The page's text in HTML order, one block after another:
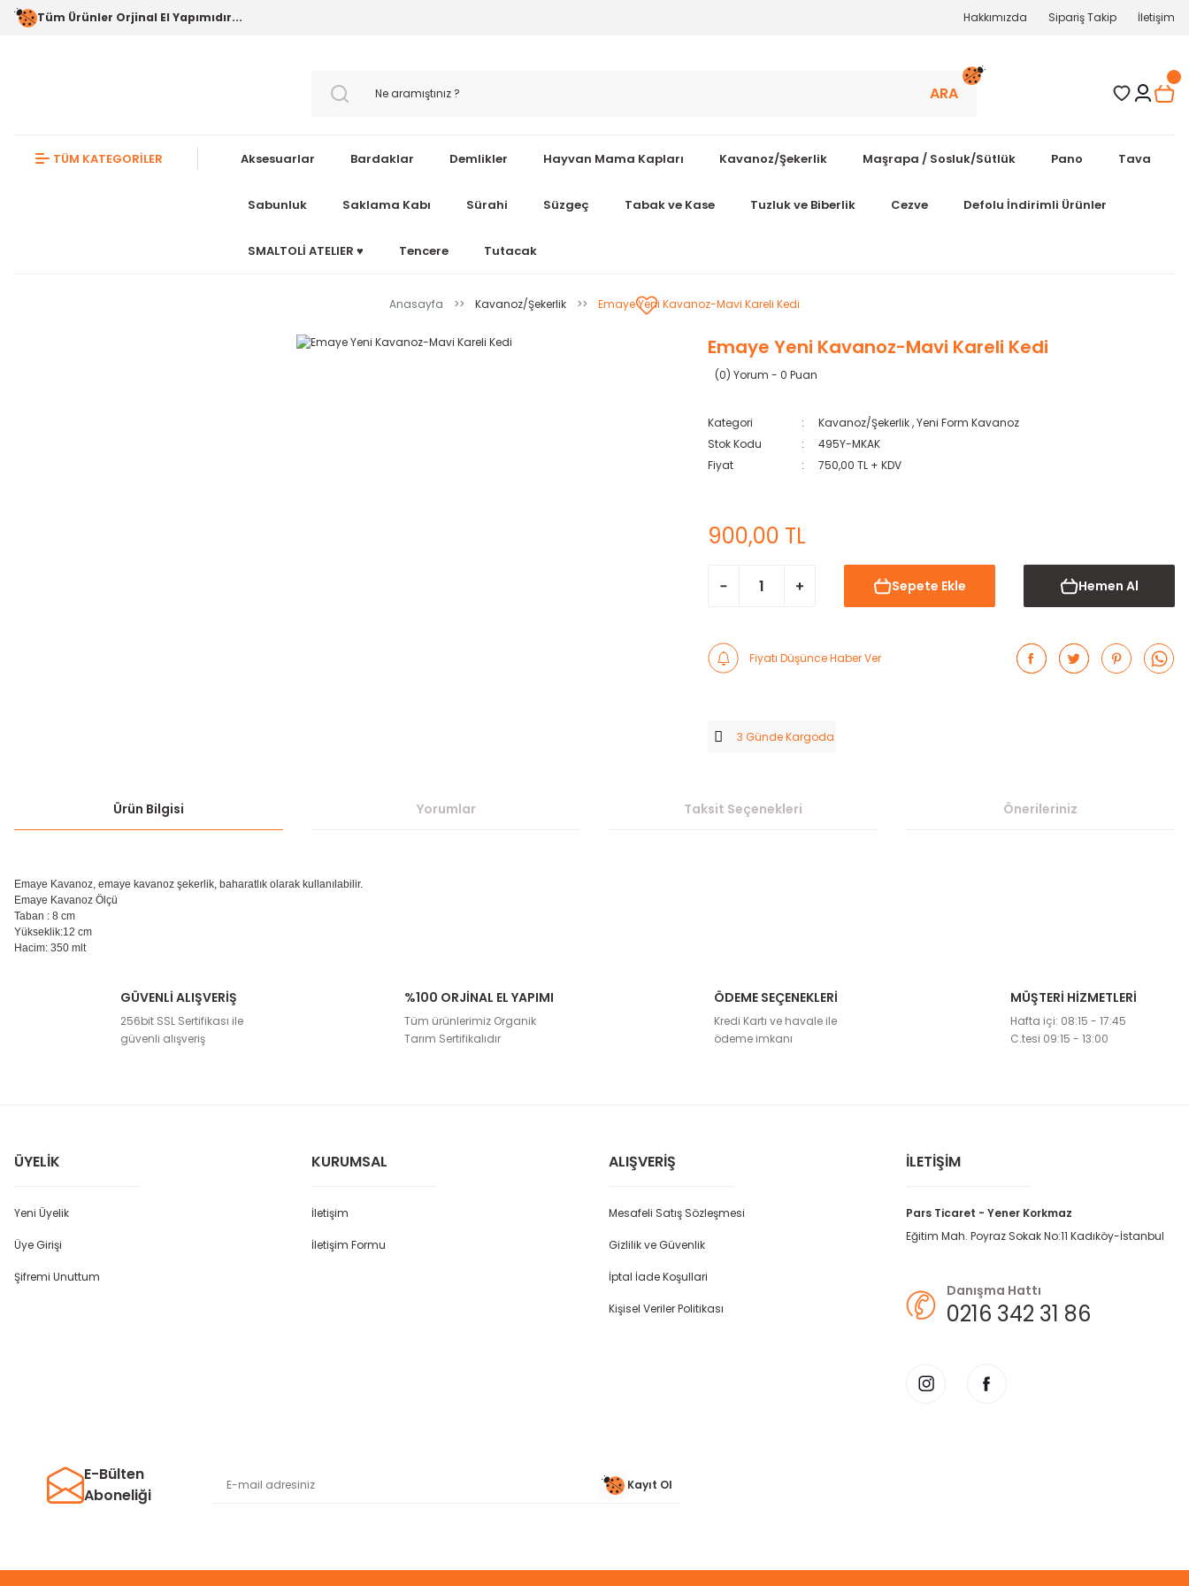
Tüm Ürünler Orjinal El Yapımıdır... Hakkımızda Sipariş Takip İletişim
ARA
TÜM KATEGORİLER Aksesuarlar Bardaklar Demlikler Hayvan Mama Kapları Kavanoz/Şekerlik Maşrapa / Sosluk/Sütlük Pano Tava
Sabunluk Saklama Kabı Sürahi Süzgeç Tabak ve Kase Tuzluk ve Biberlik Cezve Defolu İndirimli Ürünler
SMALTOLİ ATELIER ♥️ Tencere Tutacak
Anasayfa Kavanoz/Şekerlik Emaye Yeni Kavanoz-Mavi Kareli Kedi
Emaye Yeni Kavanoz-Mavi Kareli Kedi
(0) Yorum - 0 Puan
Kategori Kavanoz/Şekerlik ,Yeni Form Kavanoz
Stok Kodu
495Y-MKAK
Fiyat
750,00 TL + KDV
900,00 TL
Sepete Ekle Hemen Al
Fiyatı Düşünce Haber Ver
3 Günde Kargoda
Ürün Bilgisi Yorumlar Taksit Seçenekleri Önerileriniz
Emaye Kavanoz, emaye kavanoz şekerlik, baharatlık olarak kullanılabilir.
Emaye Kavanoz Ölçü
Taban : 8 cm
Yükseklik:12 cm
Hacim: 350 mlt
Bu ürünün fiyat bilgisi, resim, ürün açıklamalarında ve diğer konularda yetersiz gördüğünüz noktaları öneri formunu kullanarak tarafımıza iletebilirsiniz.
Görüş ve önerileriniz için teşekkür ederiz.
Bu ürüne benzer farklı alternatifler olmalı.
Gönder
GÜVENLİ ALIŞVERİŞ
256bit SSL Sertifikası ile
güvenli alışveriş
%100 ORJİNAL EL YAPIMI
Tüm ürünlerimiz Organik
Tarım Sertifikalıdır
ÖDEME SEÇENEKLERİ
Kredi Kartı ve havale ile
ödeme imkanı
MÜŞTERİ HİZMETLERİ
Hafta içi: 08:15 - 17:45
C.tesi 09:15 - 13:00
ÜYELIK
Yeni Üyelik
Üye Girişi
Şifremi Unuttum
KURUMSAL
İletişim
İletişim Formu
ALIŞVERIŞ
Mesafeli Satış Sözleşmesi
Gizlilik ve Güvenlik
İptal İade Koşullari
Kişisel Veriler Politikası
İLETİŞİM
Pars Ticaret - Yener Korkmaz
Eğitim Mah. Poyraz Sokak No:11 Kadıköy-İstanbul
Danışma Hattı
0216 342 31 86
E-Bülten
Aboneliği
Kayıt Ol